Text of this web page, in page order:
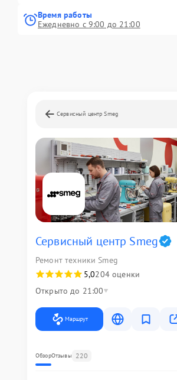
Время работы
Ежедневно с 9:00 до 21:00
Сервисный центр Smeg
Сервисный центр Smeg
Ремонт техники Smeg
5,0204 оценки
Открыто до 21:00
Маршрут
ОбзорОтзывы 220